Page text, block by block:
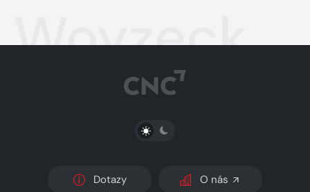
Woyzeck
PŘEPNOUT SVĚTLÝ/TMAVÝ REŽIM
Dotazy O nás